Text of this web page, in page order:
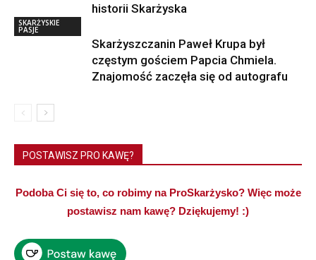
historii Skarżyska
SKARŻYSKIE
PASJE
Skarżyszczanin Paweł Krupa był
częstym gościem Papcia Chmiela.
Znajomość zaczęła się od autografu
POSTAWISZ PRO KAWĘ?
Podoba Ci się to, co robimy na ProSkarżysko? Więc może
postawisz nam kawę? Dziękujemy! :)